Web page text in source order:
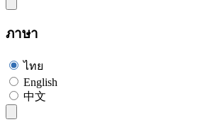
ภาษา
ไทย
English
中文